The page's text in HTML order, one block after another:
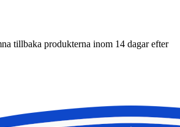
tillbaka produkterna inom 14 dagar efter